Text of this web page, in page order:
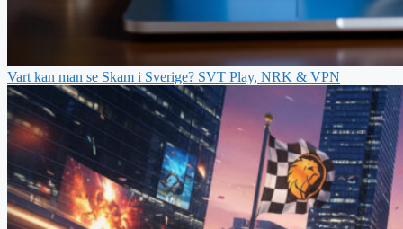
Vart kan man se Skam i Sverige? SVT Play, NRK & VPN